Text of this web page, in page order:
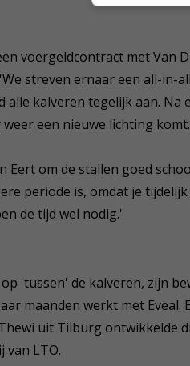
voergeldcontract met Van
streven ernaar een all-in-
kalveren tegelijk aan. Na
een nieuwe lichting
Eert om de stallen goed
periode is, omdat je
de tijd wel nodig.'
'tussen' de kalveren, zijn
maanden werkt met Eveal.
uit Tilburg ontwikkelde
van LTO.